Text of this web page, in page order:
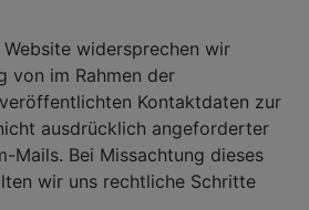
widersprechen wir
von im Rahmen der
Kontaktdaten zur
ausdrücklich angeforderter
Mails. Bei Missachtung dieses
wir uns rechtliche Schritte